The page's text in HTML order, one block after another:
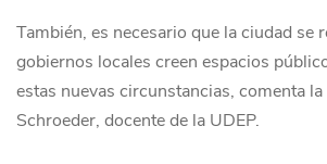
También, es necesario que la ciudad se
gobiernos locales creen espacios
estas nuevas circunstancias, comenta
Schroeder, docente de la UDEP.